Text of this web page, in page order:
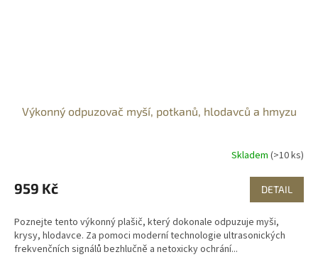
Výkonný odpuzovač myší, potkanů, hlodavců a hmyzu
Skladem (>10 ks)
959 Kč DETAIL
Poznejte tento výkonný plašič, který dokonale odpuzuje myši,
krysy, hlodavce. Za pomoci moderní technologie ultrasonických
frekvenčních signálů bezhlučně a netoxicky ochrání...